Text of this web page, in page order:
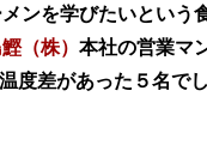
ンを学びたいという
（株） 本社の営業マ
差があった５名でし